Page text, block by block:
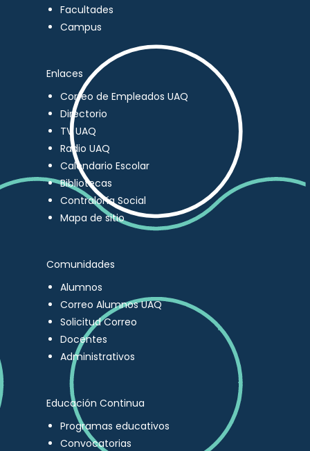
Facultades
Campus
Enlaces
Correo de Empleados UAQ
Directorio
TV UAQ
Radio UAQ
Calendario Escolar
Bibliotecas
Contraloría Social
Mapa de sitio
Comunidades
Alumnos
Correo Alumnos UAQ
Solicitud Correo
Docentes
Administrativos
Educación Continua
Programas educativos
Convocatorias